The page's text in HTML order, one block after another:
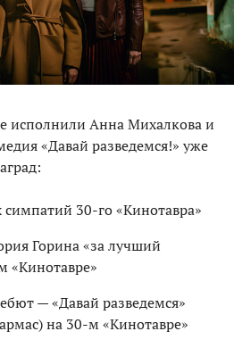
исполнили Анна Михалкова и
«Давай разведемся!» уже
симпатий 30-го «Кинотавра»
Горина «за лучший
«Кинотавре»
— «Давай разведемся»
на 30-м «Кинотавре»